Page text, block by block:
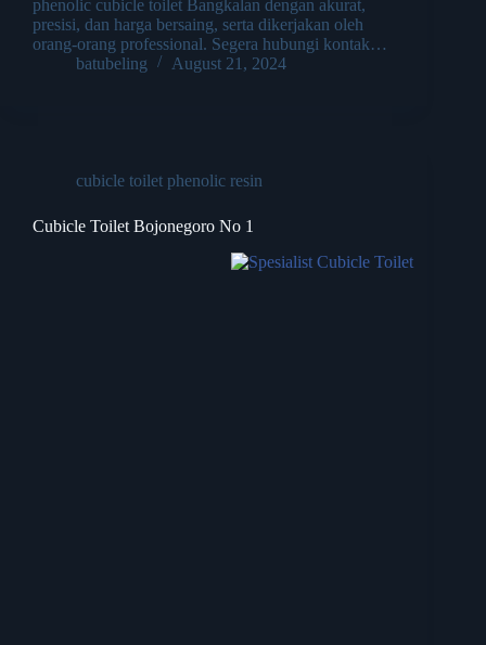
phenolic cubicle toilet Bangkalan dengan akurat,
presisi, dan harga bersaing, serta dikerjakan oleh
orang-orang professional. Segera hubungi kontak…
batubeling
August 21, 2024
cubicle toilet phenolic resin
Cubicle Toilet Bojonegoro No 1